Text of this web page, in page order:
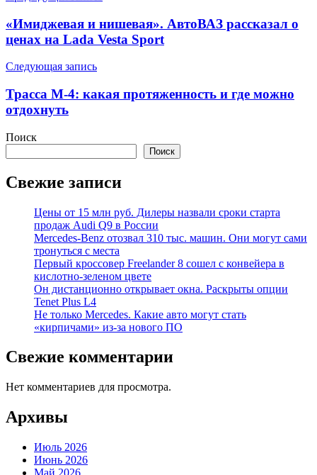
по
записям
«Имиджевая и нишевая». АвтоВАЗ рассказал о
ценах на Lada Vesta Sport
Следующая запись
Трасса М-4: какая протяженность и где можно
отдохнуть
Поиск
Поиск
Свежие записи
Цены от 15 млн руб. Дилеры назвали сроки старта
продаж Audi Q9 в России
Mercedes-Benz отозвал 310 тыс. машин. Они могут сами
тронуться с места
Первый кроссовер Freelander 8 сошел с конвейера в
кислотно-зеленом цвете
Он дистанционно открывает окна. Раскрыты опции
Tenet Plus L4
Не только Mercedes. Какие авто могут стать
«кирпичами» из-за нового ПО
Свежие комментарии
Нет комментариев для просмотра.
Архивы
Июль 2026
Июнь 2026